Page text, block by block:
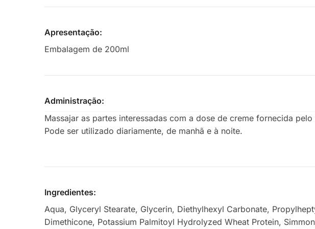
Apresentação:
Embalagem de 200ml
Administração:
Massajar as partes interessadas com a dose de creme fornecida
Pode ser utilizado diariamente, de manhã e à noite.
Ingredientes:
Aqua, Glyceryl Stearate, Glycerin, Diethylhexyl Carbonate,
Dimethicone, Potassium Palmitoyl Hydrolyzed Wheat Protein,